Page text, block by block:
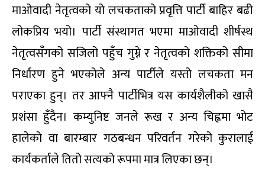
माओवादी नेतृत्वको यो लचकताको प्रवृत्ति पार्टी बाहिर बढी
लोकप्रिय भयो। पार्टी संस्थागत भएमा माओवादी शीर्षस्थ
नेतृत्वसँगको सजिलो पहुँच गुम्ने र नेतृत्वको शक्तिको सीमा
निर्धारण हुने भएकोले अन्य पार्टीले यस्तो लचकता मन
पराएका हुन्। तर आफ्नै पार्टीभित्र यस कार्यशैलीको खासै
प्रशंसा हुँदैन। कम्युनिष्ट जनले रूख र अन्य चिह्नमा भोट
हालेको वा बारम्बार गठबन्धन परिवर्तन गरेको कुरालाई
कार्यकर्ताले तितो सत्यको रूपमा मात्र लिएका छन्।